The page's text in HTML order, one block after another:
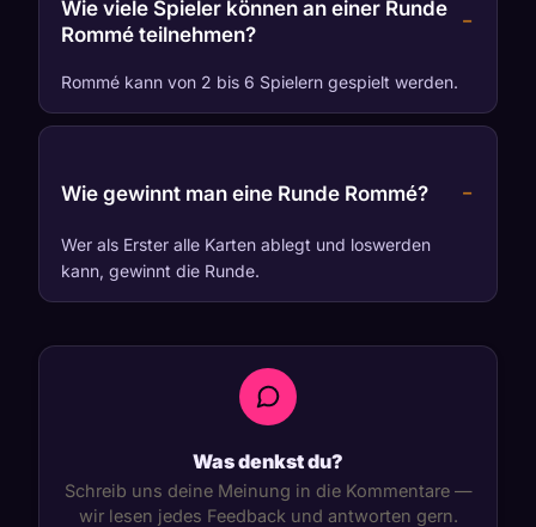
Wie viele Spieler können an einer Runde
Rommé teilnehmen?
Rommé kann von 2 bis 6 Spielern gespielt werden.
Wie gewinnt man eine Runde Rommé?
Wer als Erster alle Karten ablegt und loswerden
kann, gewinnt die Runde.
Was denkst du?
Schreib uns deine Meinung in die Kommentare —
wir lesen jedes Feedback und antworten gern.